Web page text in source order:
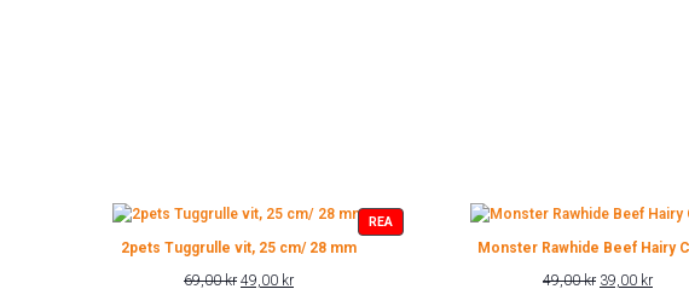
REAPRODUKTER
PÅ
2pets Tuggrulle vit, 25 cm/ 28 mm
69,00kr Det
49,00 krDet
Monster Rawhide Beef Hairy
49,00kr Det
39,00 krDet